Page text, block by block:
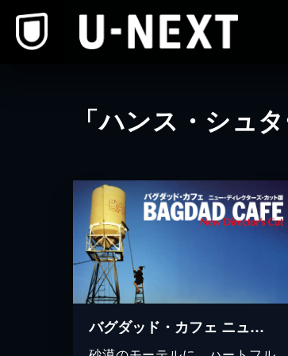
「ハンス・シュ
バグダッド・カフェ ニュー・ディレクターズ・カット版